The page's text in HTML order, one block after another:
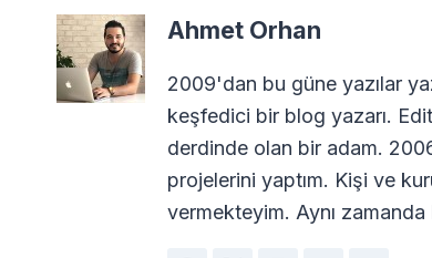
Ahmet Orhan
2009'dan bu güne yazılar
keşfedici bir blog yazarı.
derdinde olan bir adam.
projelerini yaptım. Kişi ve
vermekteyim. Aynı